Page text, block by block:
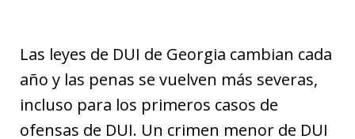
Las leyes de DUI de Georgia cambian cada
año y las penas se vuelven más severas,
incluso para los primeros casos de
ofensas de DUI. Un crimen menor de DUI